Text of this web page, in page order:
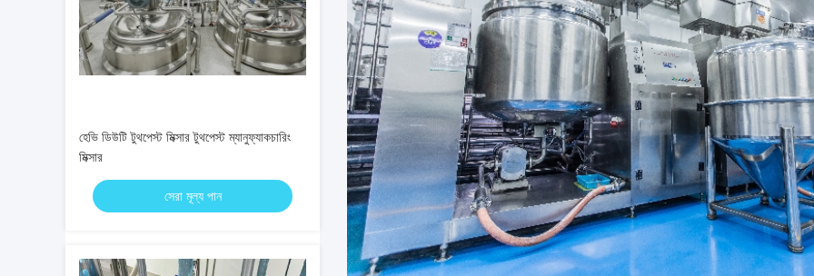
হেভি ডিউটি ​​টুথপেস্ট মিক্সার টুথপেস্ট ম্যানুফ্যাকচারিং
মিক্সার
সেরা মূল্য পান